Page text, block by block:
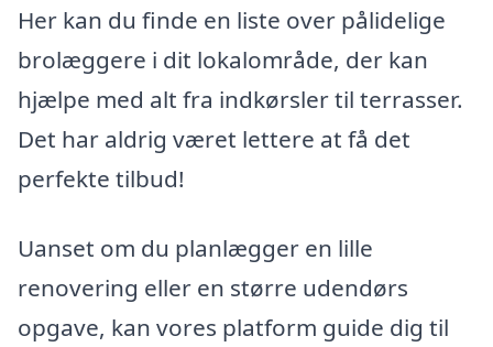
Her kan du finde en liste over pålidelige
brolæggere i dit lokalområde, der kan
hjælpe med alt fra indkørsler til terrasser.
Det har aldrig været lettere at få det
perfekte tilbud!
Uanset om du planlægger en lille
renovering eller en større udendørs
opgave, kan vores platform guide dig til